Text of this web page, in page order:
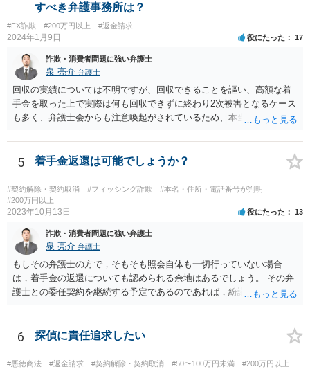
すべき弁護事務所は？
#FX詐欺 #200万円以上 #返金請求
2024年1月9日 役にたった 17
詐欺・消費者問題に強い弁護士
泉 亮介 弁護士
回収の実績については不明ですが、回収できることを謳い、高額な着
手金を取った上で実際は何も回収できずに終わり2次被害となるケース
も多く、弁護士会からも注意喚起がされているため、本当に回収がで
相談を行なっている事務所に複数相談をされた上で判断されると良い
かと思われます。
5 着手金返還は可能でしょうか？
#契約解除・契約取消 #フィッシング詐欺
#本名・住所・電話番号が判明
#200万円以上
2023年10月13日 役にたった 13
詐欺・消費者問題に強い弁護士
泉 亮介 弁護士
もしその弁護士の方で，そもそも照会自体も一切行っていない場合
は，着手金の返還についても認められる余地はあるでしょう。 その弁
護士との委任契約を継続する予定であるのであれば，紛議調停等の手
う。弁護士を解任するつもりであるならば，解任を伝えたうえで返金
についての話し合いをまず行い，弁護士側の対応に納得がいかなけれ
ば次のステップに進むというでも良いかと思われます。 ただ，進め方
に決まりがあるわけではないので，ご質問者様の意向次第です。
6 探偵に責任追求したい
#悪徳商法 #返金請求 #契約解除・契約取消 #50〜100万円未満
#200万円以上